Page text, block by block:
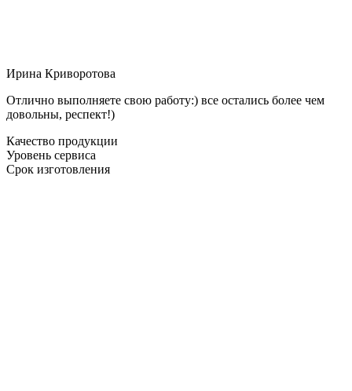
Ирина Криворотова
Отлично выполняете свою работу:) все остались более чем
довольны, респект!)
Качество продукции
Уровень сервиса
Срок изготовления